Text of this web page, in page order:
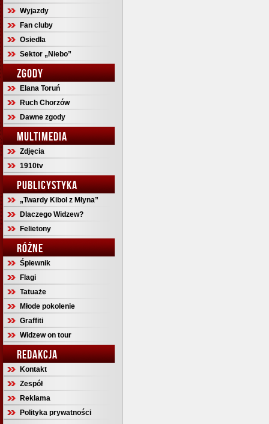
Wyjazdy
Fan cluby
Osiedla
Sektor „Niebo”
ZGODY
Elana Toruń
Ruch Chorzów
Dawne zgody
MULTIMEDIA
Zdjęcia
1910tv
PUBLICYSTYKA
„Twardy Kibol z Młyna”
Dlaczego Widzew?
Felietony
RÓŻNE
Śpiewnik
Flagi
Tatuaże
Młode pokolenie
Graffiti
Widzew on tour
REDAKCJA
Kontakt
Zespół
Reklama
Polityka prywatności